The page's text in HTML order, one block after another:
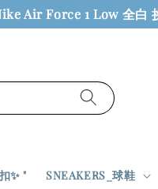
Air Force 1 Low 全白
✨ " SNEAKERS_球鞋